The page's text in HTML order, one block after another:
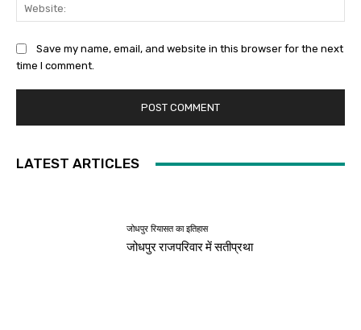
Save my name, email, and website in this browser for the next
time I comment.
LATEST ARTICLES
जोधपुर रियासत का इतिहास
जोधपुर राजपरिवार में सतीप्रथा